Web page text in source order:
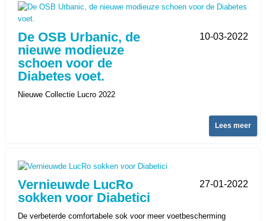
De OSB Urbanic, de
nieuwe modieuze
schoen voor de
Diabetes voet.
10-03-2022
Nieuwe Collectie Lucro 2022
Lees meer
Vernieuwde LucRo
sokken voor Diabetici
27-01-2022
De verbeterde comfortabele sok voor meer voetbescherming